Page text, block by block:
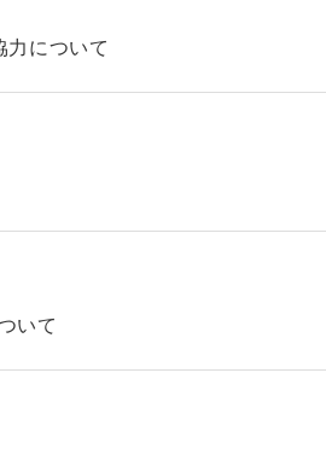
力について
いて